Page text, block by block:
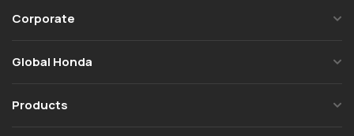
Corporate
Global Honda
Products